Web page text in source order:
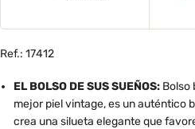
Ref.: 17412
EL BOLSO DE SUS SUEÑOS: Bolso
mejor piel vintage, es un auténtico
crea una silueta elegante que